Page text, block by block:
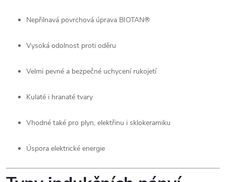
Nepřilnavá povrchová úprava BIOTAN®
Vysoká odolnost proti oděru
Velmi pevné a bezpečné uchycení rukojetí
Kulaté i hranaté tvary
Vhodné také pro plyn, elektřinu i sklokeramiku
Úspora elektrické energie